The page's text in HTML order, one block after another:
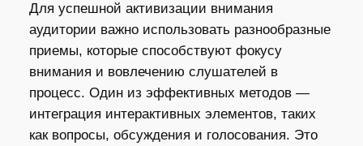
Для успешной активизации внимания
аудитории важно использовать разнообразные
приемы, которые способствуют фокусу
внимания и вовлечению слушателей в
процесс. Один из эффективных методов —
интеграция интерактивных элементов, таких
как вопросы, обсуждения и голосования. Это